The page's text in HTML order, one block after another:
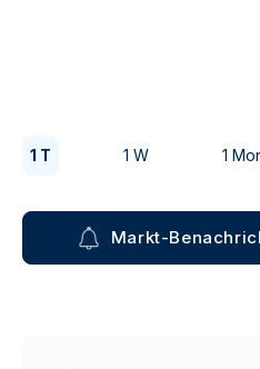
1 T 1 W 1
Markt-